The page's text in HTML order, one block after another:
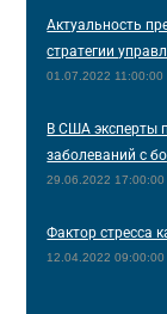
Актуальность
стратегии
01.07.2022 11:00:00
В США эксперты
заболеваний с
29.06.2022 17:00:00
Фактор стресса
12.04.2022 09:00:00